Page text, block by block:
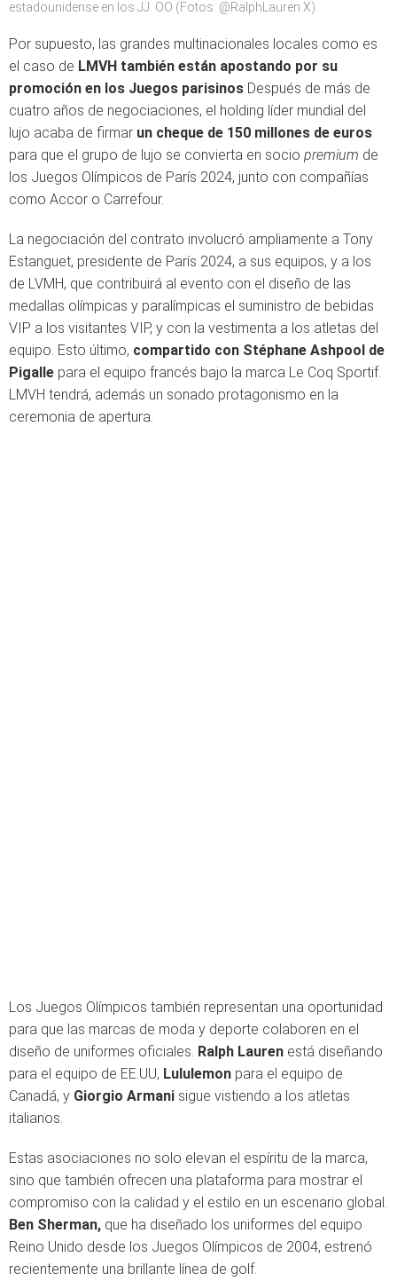
estadounidense en los JJ. OO (Fotos: @RalphLauren X)
Por supuesto, las grandes multinacionales locales como es
el caso de LMVH también están apostando por su
promoción en los Juegos parisinos Después de más de
cuatro años de negociaciones, el holding líder mundial del
lujo acaba de firmar un cheque de 150 millones de euros
para que el grupo de lujo se convierta en socio premium de
los Juegos Olímpicos de París 2024, junto con compañías
como Accor o Carrefour.
La negociación del contrato involucró ampliamente a Tony
Estanguet, presidente de París 2024, a sus equipos, y a los
de LVMH, que contribuirá al evento con el diseño de las
medallas olímpicas y paralímpicas el suministro de bebidas
VIP a los visitantes VIP, y con la vestimenta a los atletas del
equipo. Esto último, compartido con Stéphane Ashpool de
Pigalle para el equipo francés bajo la marca Le Coq Sportif.
LMVH tendrá, además un sonado protagonismo en la
ceremonia de apertura.
Los Juegos Olímpicos también representan una oportunidad
para que las marcas de moda y deporte colaboren en el
diseño de uniformes oficiales. Ralph Lauren está diseñando
para el equipo de EE.UU, Lululemon para el equipo de
Canadá, y Giorgio Armani sigue vistiendo a los atletas
italianos.
Estas asociaciones no solo elevan el espíritu de la marca,
sino que también ofrecen una plataforma para mostrar el
compromiso con la calidad y el estilo en un escenario global.
Ben Sherman, que ha diseñado los uniformes del equipo
Reino Unido desde los Juegos Olímpicos de 2004, estrenó
recientemente una brillante línea de golf.